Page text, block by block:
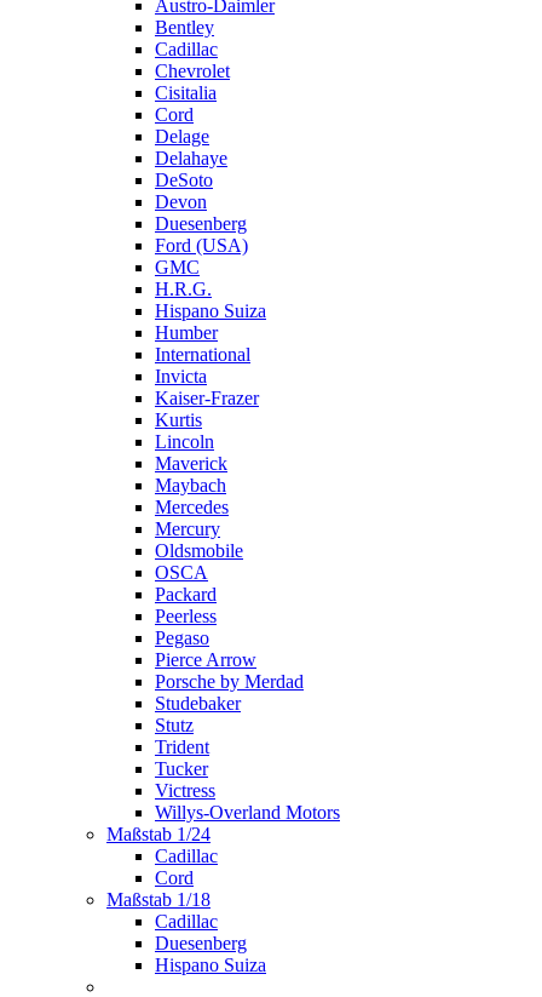
Austro-Daimler
Bentley
Cadillac
Chevrolet
Cisitalia
Cord
Delage
Delahaye
DeSoto
Devon
Duesenberg
Ford (USA)
GMC
H.R.G.
Hispano Suiza
Humber
International
Invicta
Kaiser-Frazer
Kurtis
Lincoln
Maverick
Maybach
Mercedes
Mercury
Oldsmobile
OSCA
Packard
Peerless
Pegaso
Pierce Arrow
Porsche by Merdad
Studebaker
Stutz
Trident
Tucker
Victress
Willys-Overland Motors
Maßstab 1/24
Cadillac
Cord
Maßstab 1/18
Cadillac
Duesenberg
Hispano Suiza